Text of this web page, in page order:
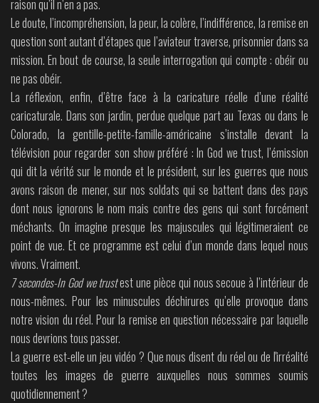
raison qu’il n’en a pas.
Le doute, l’incompréhension, la peur, la colère, l’indifférence, la remise en
question sont autant d’étapes que l’aviateur traverse, prisonnier dans sa
mission. En bout de course, la seule interrogation qui compte : obéir ou
ne pas obéir.
La réflexion, enfin, d’être face à la caricature réelle d’une réalité
caricaturale. Dans son jardin, perdue quelque part au Texas ou dans le
Colorado, la gentille-petite-famille-américaine s’installe devant la
télévision pour regarder son show préféré : In God we trust, l’émission
qui dit la vérité sur le monde et le président, sur les guerres que nous
avons raison de mener, sur nos soldats qui se battent dans des pays
dont nous ignorons le nom mais contre des gens qui sont forcément
méchants. On imagine presque les majuscules qui légitimeraient ce
point de vue. Et ce programme est celui d’un monde dans lequel nous
vivons. Vraiment.
7 secondes-In God we trustest une pièce qui nous secoue à l’intérieur de
nous-mêmes. Pour les minuscules déchirures qu’elle provoque dans
notre vision du réel. Pour la remise en question nécessaire par laquelle
nous devrions tous passer.
La guerre est-elle un jeu vidéo ? Que nous disent du réel ou de l'irréalité
toutes les images de guerre auxquelles nous sommes soumis
quotidiennement ?